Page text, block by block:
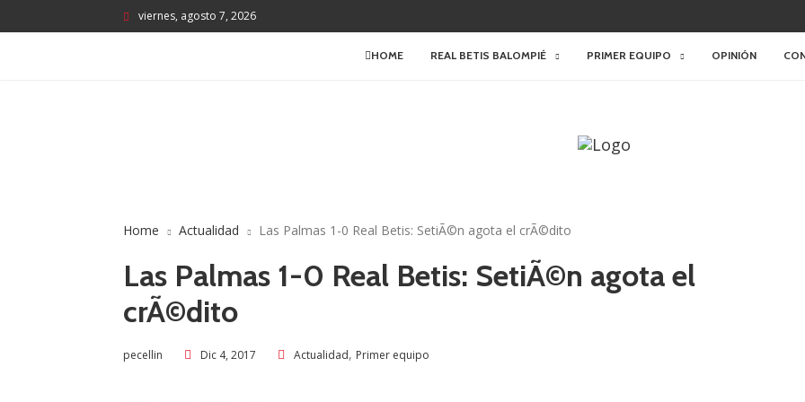
viernes, agosto 7, 2026
HOME REAL BETIS BALOMPIÉ PRIMER EQUIPO OPINIÓN
Home Actualidad Las Palmas 1-0 Real Betis: SetiÃ©n agota el crÃ©dito
Las Palmas 1-0 Real Betis: SetiÃ©n agota el
crÃ©dito
pecellin Dic 4, 2017 Actualidad, Primer equipo